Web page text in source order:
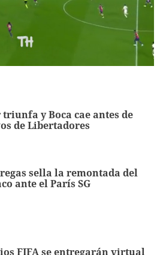
02:07
y Boca cae antes de
de Libertadores
sella la remontada del
ante el París SG
FIFA se entregarán virtual